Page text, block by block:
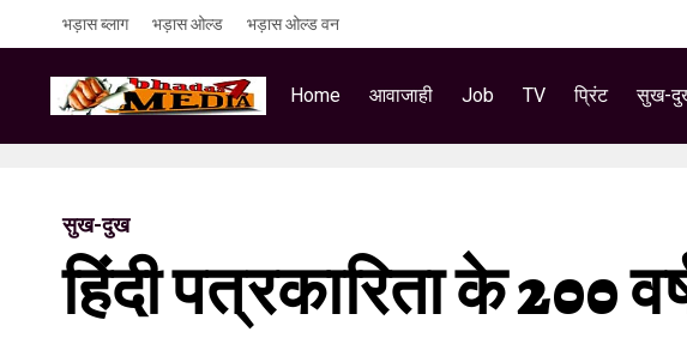
भड़ास ब्लाग भड़ास ओल्ड भड़ास ओल्ड वन
Home आवाजाही Job TV प्रिंट सुख-
सुख-दुख
हिंदी पत्रकारिता के